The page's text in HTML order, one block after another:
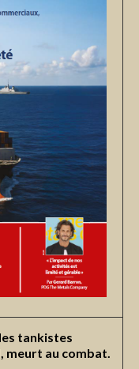
tankistes
meurt au combat.